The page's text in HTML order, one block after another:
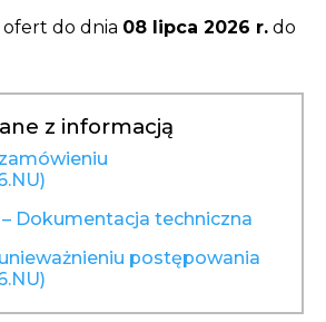
Nowości
ofert do dnia 08 lipca 2026 r. do
z informacją
– Dokumentacja techniczna
postępowania